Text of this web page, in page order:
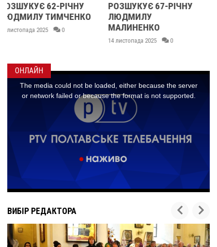
РОЗШУКУЄ 67-РІЧНУ
ЛЮДМИЛУ
МАЛИНЕНКО
РОЗШУКУЮТЬ 62-
РІЧНУ ЗОЮ ГРАКОВУ
14 листопада 2025
ОНЛАЙН
ВИБІР РЕДАКТОРА